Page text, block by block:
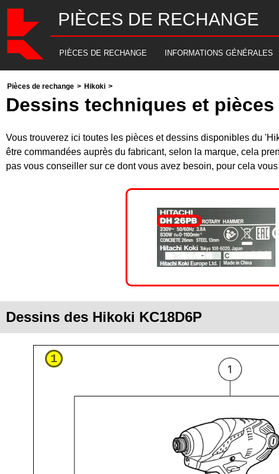
PIÈCES DE RECHANGE
PIÈCES DE RECHANGE INFORMATIONS GÉNÉRALES
Pièces de rechange > Hikoki >
Dessins techniques et
Vous trouverez ici toutes les pièces et dessins disponibles du
être commandées auprès du fabricant, selon la marque, cela
pas vous conseiller sur ce dont vous avez besoin, pour cela
Dessins des Hikoki KC18D6P
1